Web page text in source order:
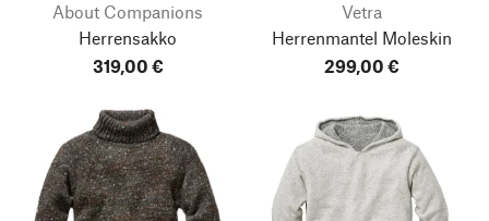
About Companions
Herrensakko
319,00 €
Vetra
Herrenmantel Moleskin
299,00 €